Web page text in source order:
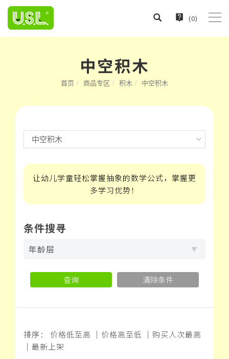
(0)
中空积木
首页 商品专区 积木 中空积木
让幼儿学童轻松掌握抽象的数学公式，掌握更
多学习优势！
条件搜寻
年龄层
查询 清除条件
排序： 价格低至高 ｜ 价格高至低 ｜ 购买人次最高
｜ 最新上架